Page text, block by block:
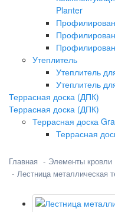
Planter
Утеплитель
Утеплитель
Утеплитель
Террасная доска (ДПК)
Террасная доска (ДПК)
Террасная доска
Террасная
Главная
Элементы кровли
Лестница металлическая